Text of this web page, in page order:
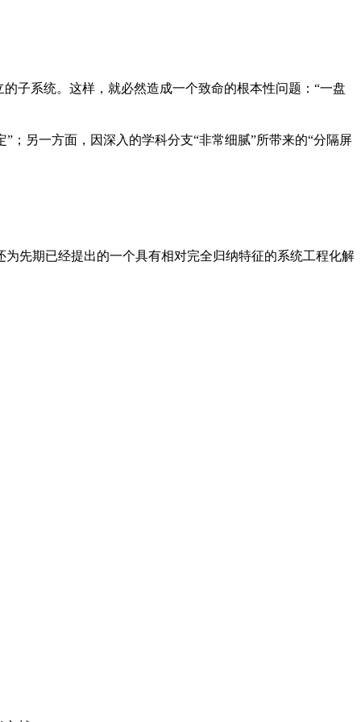
子系统。这样，就必然造成一个致命的根本性问题： “一盘
” ；另一方面，因深入的学科分支“非常细腻”所带来的“分隔屏
先期已经提出的一个具有相对完全归纳特征的系统工程化解